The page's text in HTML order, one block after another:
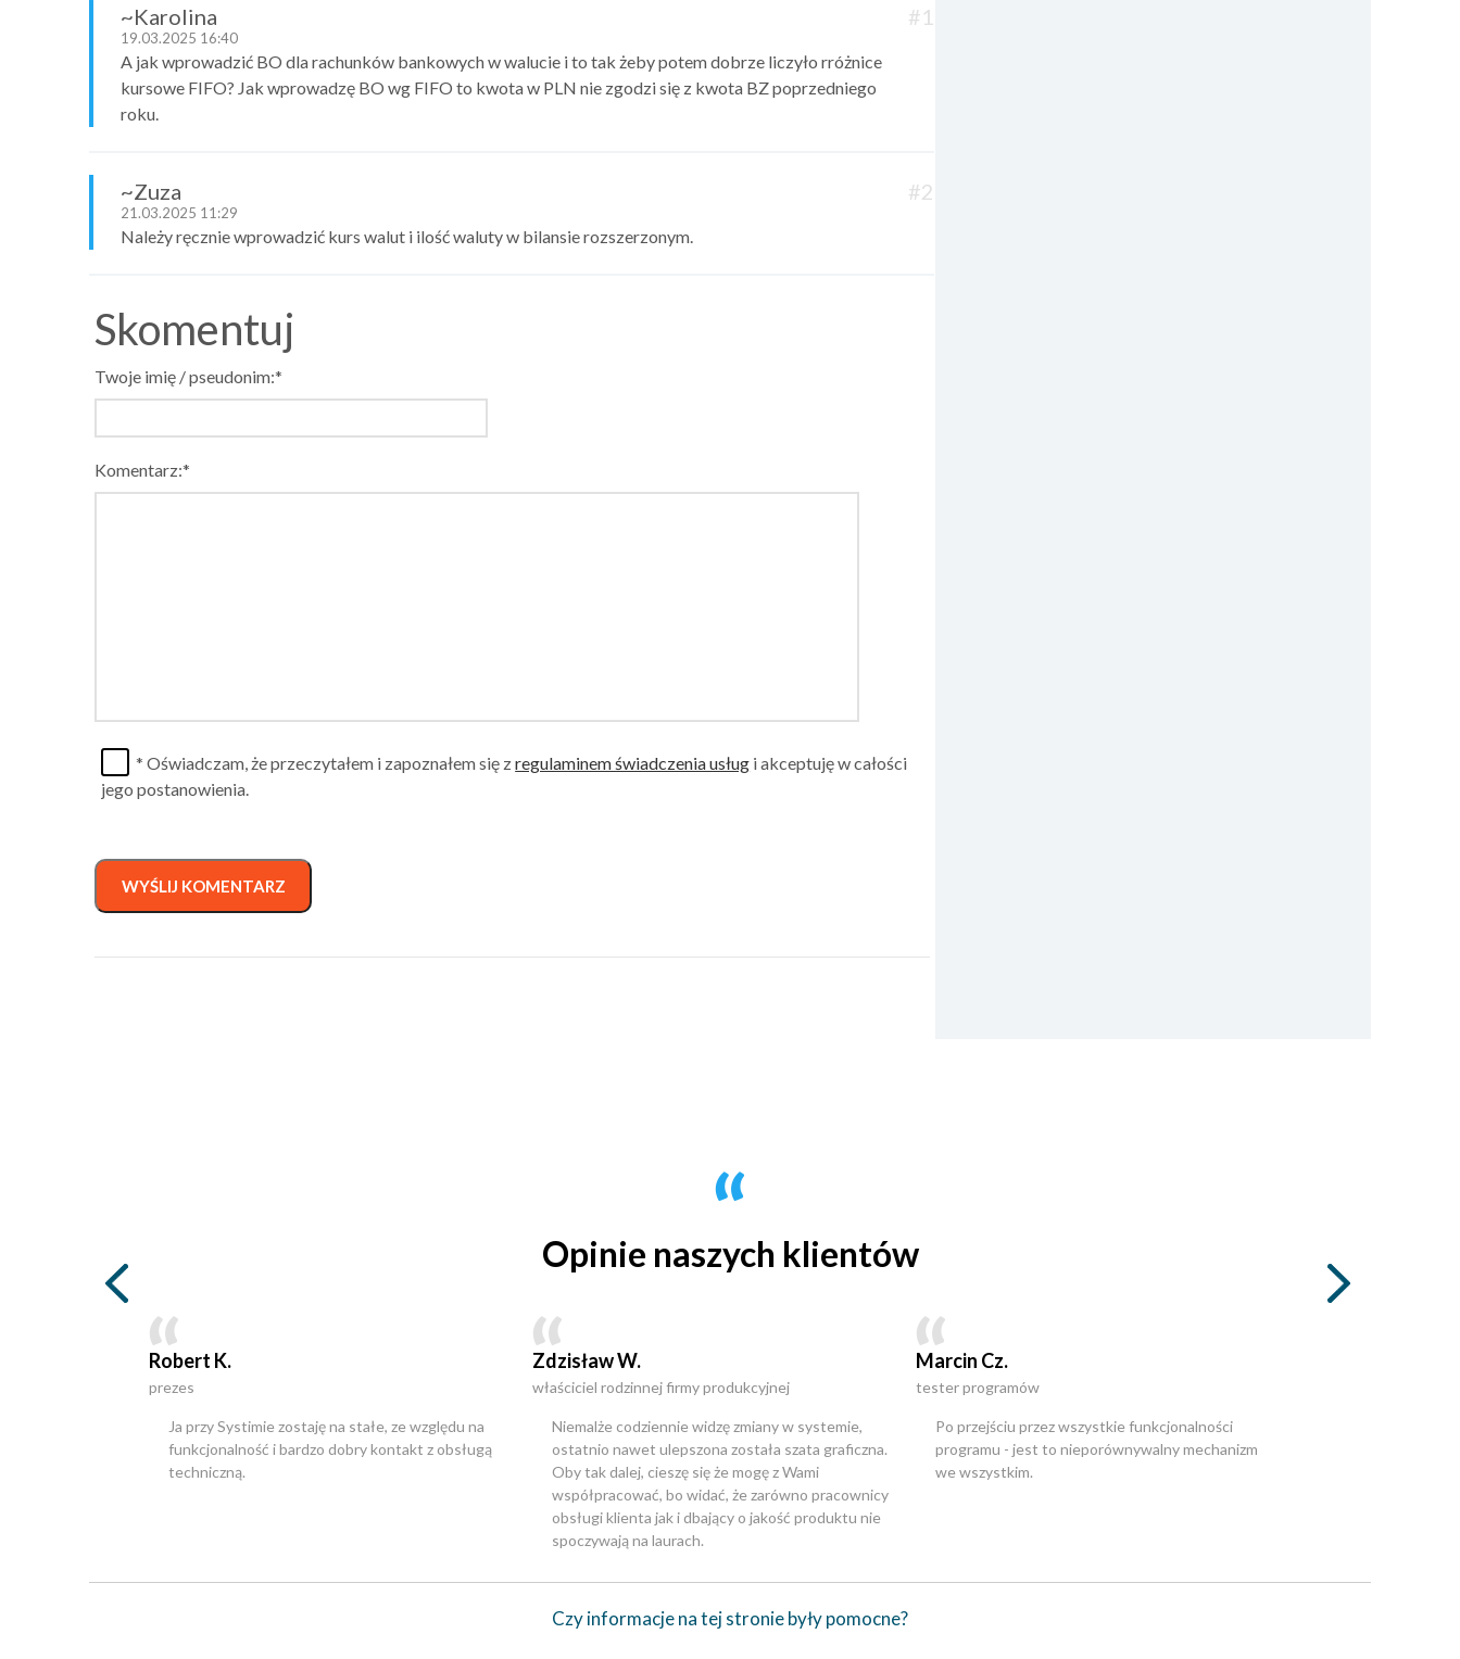
~Karolina
19.03.2025 16:40
A jak wprowadzić BO dla rachunków bankowych w walucie i to tak żeby potem dobrze liczyło rróżnice
kursowe FIFO? Jak wprowadzę BO wg FIFO to kwota w PLN nie zgodzi się z kwota BZ poprzedniego
roku.
#1
~Zuza
21.03.2025 11:29
Należy ręcznie wprowadzić kurs walut i ilość waluty w bilansie rozszerzonym.
#2
Skomentuj
Twoje imię / pseudonim:*
Komentarz:*
* Oświadczam, że przeczytałem i zapoznałem się zregulaminem świadczenia usług i akceptuję w całości
jego postanowienia.
WYŚLIJ KOMENTARZ
Opinie naszych klientów
Robert K.
prezes
Ja przy Systimie zostaję na stałe, ze względu na
funkcjonalność i bardzo dobry kontakt z obsługą
techniczną.
Zdzisław W.
właściciel rodzinnej firmy produkcyjnej
Niemalże codziennie widzę zmiany w systemie,
ostatnio nawet ulepszona została szata graficzna.
Oby tak dalej, cieszę się że mogę z Wami
współpracować, bo widać, że zarówno pracownicy
obsługi klienta jak i dbający o jakość produktu nie
spoczywają na laurach.
Marcin Cz.
tester programów
Po przejściu przez wszystkie funkcjonalności
programu - jest to nieporównywalny mechanizm
we wszystkim.
Czy informacje na tej stronie były pomocne?